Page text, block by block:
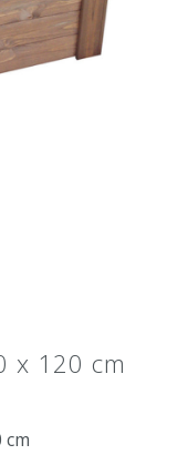
x 120 cm
cm